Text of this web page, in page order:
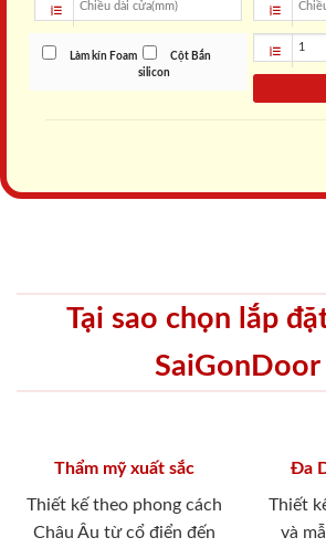
Làm kín Foam
Cột Bắn
silicon
Tại sao chọn lắp
SaiGonDoor
Thẩm mỹ xuất sắc
Thiết kế theo phong cách
Châu Âu từ cổ điển đến
Đa
Thiết
và